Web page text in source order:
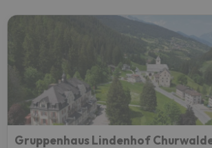
Gruppenhaus Lindenhof